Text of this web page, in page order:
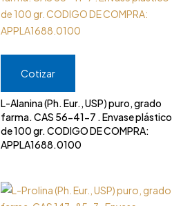
Cotizar
L-Alanina (Ph. Eur., USP) puro, grado
farma. CAS 56-41-7 . Envase plástico
de 100 gr. CODIGO DE COMPRA:
APPLA1688.0100